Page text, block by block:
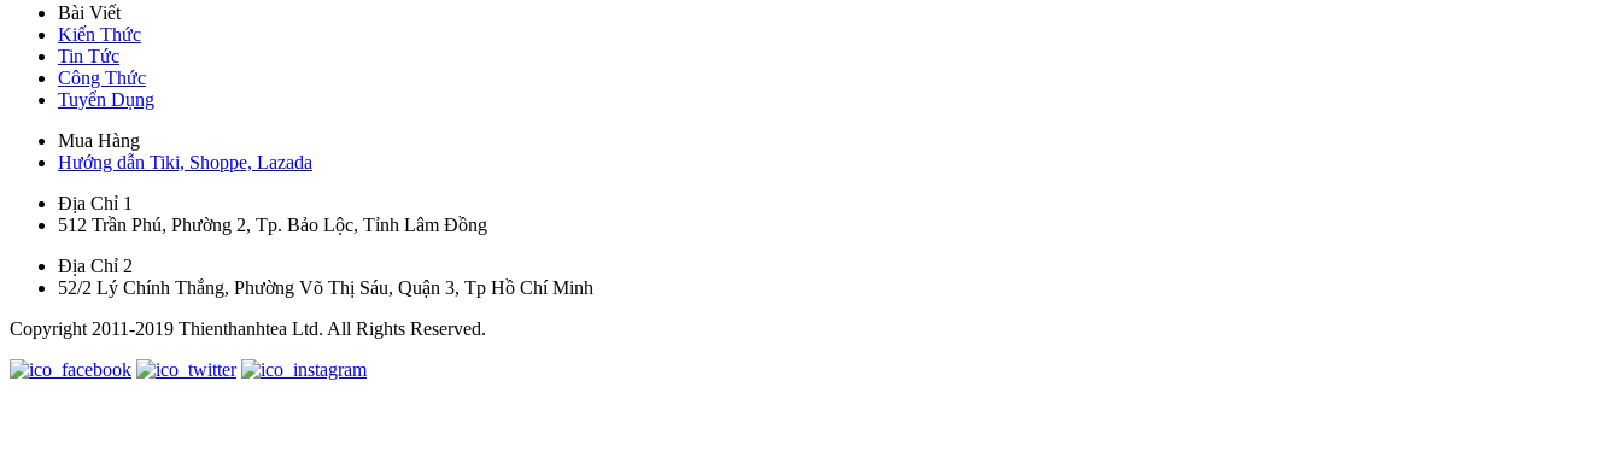
Bài Viết
Kiến Thức
Tin Tức
Công Thức
Tuyển Dụng
Mua Hàng
Hướng dẫn Tiki, Shoppe, Lazada
Địa Chỉ 1
512 Trần Phú, Phường 2, Tp. Bảo Lộc, Tỉnh Lâm Đồng
Địa Chỉ 2
52/2 Lý Chính Thắng, Phường Võ Thị Sáu, Quận 3, Tp Hồ Chí Minh
Copyright 2011-2019 Thienthanhtea Ltd. All Rights Reserved.